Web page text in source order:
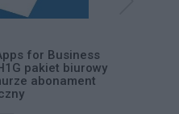
for Business
pakiet biurowy
abonament